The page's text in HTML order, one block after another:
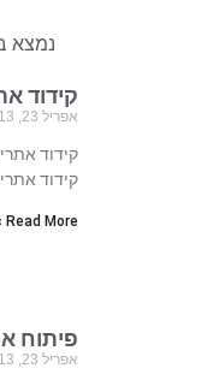
נמצא
קידוד
אפריל 23, 2013
קידוד
קידוד
Read More »
פיתוח
אפריל 23, 2013